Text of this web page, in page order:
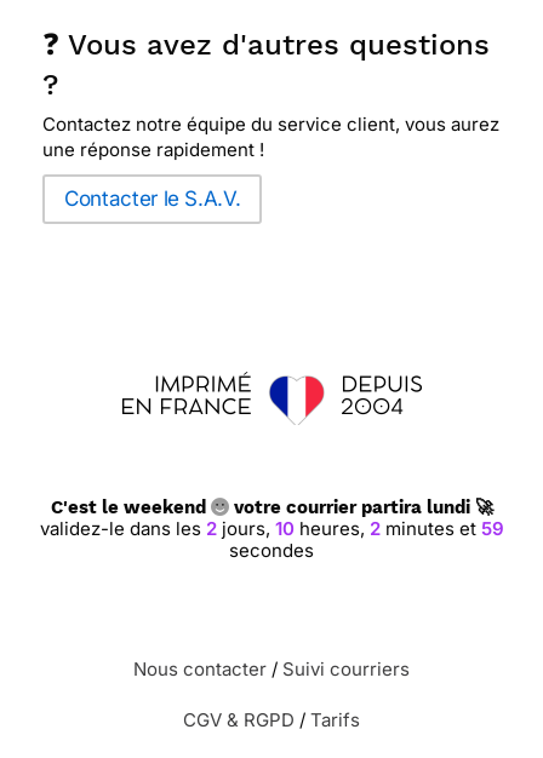
❓ Vous avez d'autres questions
?
Contactez notre équipe du service client, vous aurez
une réponse rapidement !
Contacter le S.A.V.
C'est le weekend votre courrier partira lundi 🚀
validez-le dans les 2jours, 10heures, 2minutes et 58
secondes
Nous contacter / Suivi courriers
CGV & RGPD / Tarifs